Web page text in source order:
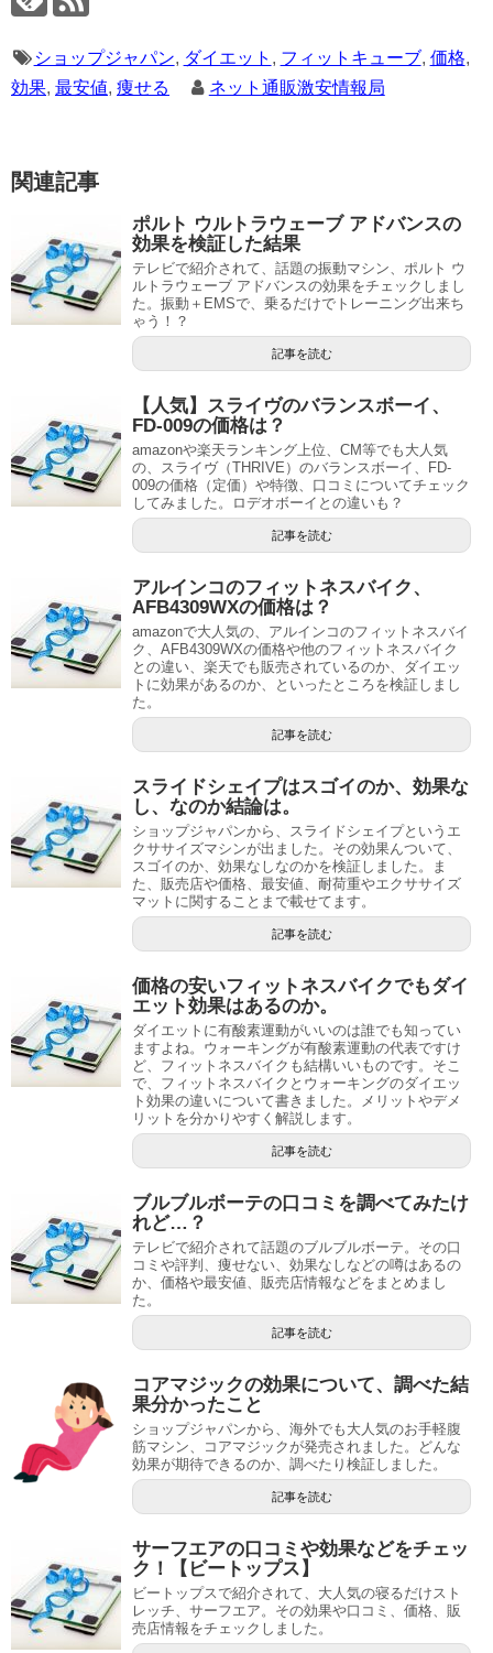
ショップジャパン, ダイエット , フィットキューブ, 価格,
効果, 最安値, 痩せる ネット通販激安情報局
関連記事
ポルト ウルトラウェーブ アドバンスの
効果を検証した結果
テレビで紹介されて、話題の振動マシン、ポルト ウ
ルトラウェーブ アドバンスの効果をチェックしまし
た。振動＋EMSで、乗るだけでトレーニング出来ち
ゃう！？
記事を読む
【人気】スライヴのバランスボーイ、
FD-009の価格は？
amazonや楽天ランキング上位、CM等でも大人気
の、スライヴ（THRIVE）のバランスボーイ、FD-
009の価格（定価）や特徴、口コミについてチェック
してみました。ロデオボーイとの違いも？
記事を読む
アルインコのフィットネスバイク、
AFB4309WXの価格は？
amazonで大人気の、アルインコのフィットネスバイ
ク、AFB4309WXの価格や他のフィットネスバイク
との違い、楽天でも販売されているのか、ダイエッ
トに効果があるのか、といったところを検証しまし
た。
記事を読む
スライドシェイプはスゴイのか、効果な
し、なのか結論は。
ショップジャパンから、スライドシェイプというエ
クササイズマシンが出ました。その効果んついて、
スゴイのか、効果なしなのかを検証しました。ま
た、販売店や価格、最安値、耐荷重やエクササイズ
マットに関することまで載せてます。
記事を読む
価格の安いフィットネスバイクでもダイ
エット効果はあるのか。
ダイエットに有酸素運動がいいのは誰でも知ってい
ますよね。ウォーキングが有酸素運動の代表ですけ
ど、フィットネスバイクも結構いいものです。そこ
で、フィットネスバイクとウォーキングのダイエッ
ト効果の違いについて書きました。メリットやデメ
リットを分かりやすく解説します。
記事を読む
ブルブルボーテの口コミを調べてみたけ
れど…？
テレビで紹介されて話題のブルブルボーテ。その口
コミや評判、痩せない、効果なしなどの噂はあるの
か、価格や最安値、販売店情報などをまとめまし
た。
記事を読む
コアマジックの効果について、調べた結
果分かったこと
ショップジャパンから、海外でも大人気のお手軽腹
筋マシン、コアマジックが発売されました。どんな
効果が期待できるのか、調べたり検証しました。
記事を読む
サーフエアの口コミや効果などをチェッ
ク！【ビートップス】
ビートップスで紹介されて、大人気の寝るだけスト
レッチ、サーフエア。その効果や口コミ、価格、販
売店情報をチェックしました。